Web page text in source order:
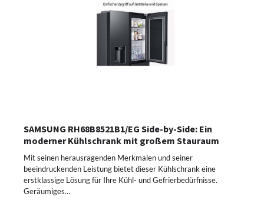
SAMSUNG RH68B8521B1/EG Side-by-Side: Ein
moderner Kühlschrank mit großem Stauraum
Mit seinen herausragenden Merkmalen und seiner
beeindruckenden Leistung bietet dieser Kühlschrank eine
erstklassige Lösung für Ihre Kühl- und Gefrierbedürfnisse.
Geräumiges…